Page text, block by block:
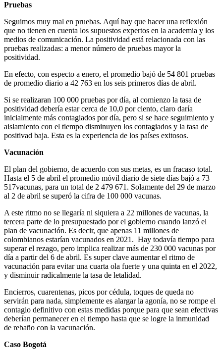
Pruebas
Seguimos muy mal en pruebas. Aquí hay que hacer una reflexión
que no tienen en cuenta los supuestos expertos en la academia y los
medios de comunicación. La positividad está relacionada con las
pruebas realizadas: a menor número de pruebas mayor la
positividad.
En efecto, con especto a enero, el promedio bajó de 54 801 pruebas
de promedio diario a 42 763 en los seis primeros días de abril.
Si se realizaran 100 000 pruebas por día, al comienzo la tasa de
positividad debería estar cerca de 10,0 por ciento, claro daría
inicialmente más contagiados por día, pero si se hace seguimiento y
aislamiento con el tiempo disminuyen los contagiados y la tasa de
positivad baja. Esta es la experiencia de los países exitosos.
Vacunación
El plan del gobierno, de acuerdo con sus metas, es un fracaso total.
Hasta el 5 de abril el promedio móvil diario de siete días bajó a 73
517vacunas, para un total de 2 479 671. Solamente del 29 de marzo
al 2 de abril se superó la cifra de 100 000 vacunas.
A este ritmo no se llegaría ni siquiera a 22 millones de vacunas, la
tercera parte de lo presupuestado por el gobierno cuando lanzó el
plan de vacunación. Es decir, que apenas 11 millones de
colombianos estarían vacunados en 2021. Hay todavía tiempo para
superar el rezago, pero implica realizar más de 230 000 vacunas por
día a partir del 6 de abril. Es super clave aumentar el ritmo de
vacunación para evitar una cuarta ola fuerte y una quinta en el 2022,
y disminuir radicalmente la tasa de letalidad.
Encierros, cuarentenas, picos por cédula, toques de queda no
servirán para nada, simplemente es alargar la agonía, no se rompe el
contagio definitivo con estas medidas porque para que sean efectivas
deberían permanecer en el tiempo hasta que se logre la inmunidad
de rebaño con la vacunación.
Caso Bogotá